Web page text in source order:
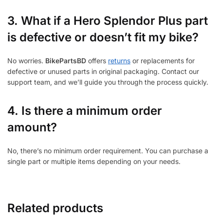
3. What if a Hero Splendor Plus part
is defective or doesn’t fit my bike?
No worries. BikePartsBD offers returns or replacements for
defective or unused parts in original packaging. Contact our
support team, and we’ll guide you through the process quickly.
4. Is there a minimum order
amount?
No, there’s no minimum order requirement. You can purchase a
single part or multiple items depending on your needs.
Related products